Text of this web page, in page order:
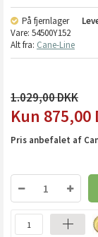
På fjernlager
Vare: 54500Y152
Alt fra: Cane-Line
1.029,00
875,00
Pris anbefalet af